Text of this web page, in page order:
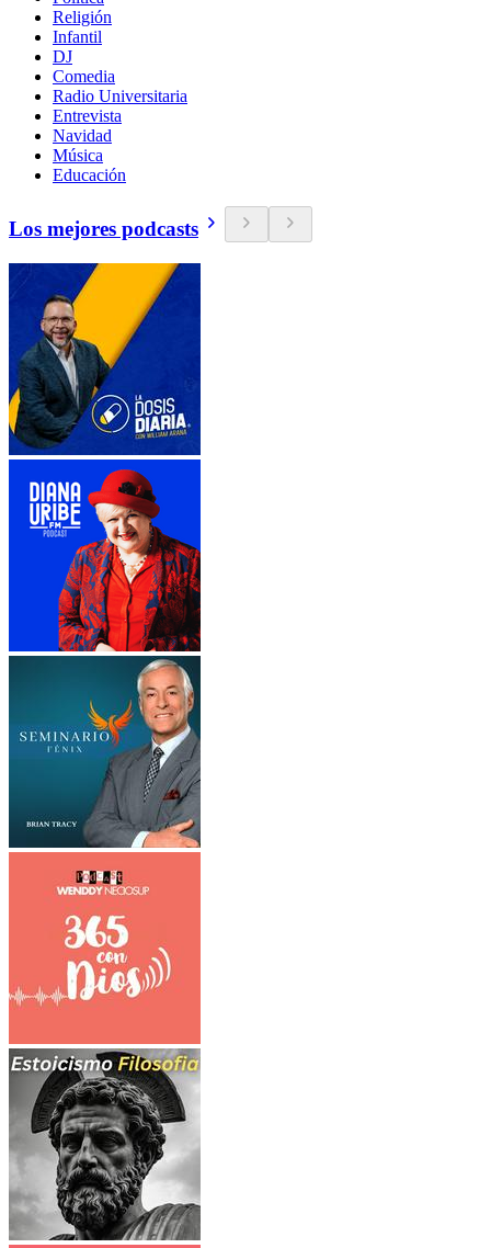
Religión
Infantil
DJ
Comedia
Radio Universitaria
Entrevista
Navidad
Música
Educación
Los mejores podcasts